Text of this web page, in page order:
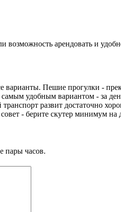
возможность арендовать и
Пешие прогулки -
самым удобным вариантом - за
развит достаточно
- берите скутер минимум
пары часов.